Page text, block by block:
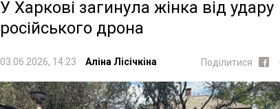
У Харкові загинула жінка від удару
російського дрона
03.06.2026, 14:23 Аліна Лісічкіна Поділитися